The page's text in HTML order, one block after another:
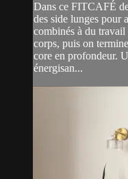
Dans ce FITCAFÉ
des side lunges pour
combinés à du travail
corps, puis on
core en profondeur.
énergisan...